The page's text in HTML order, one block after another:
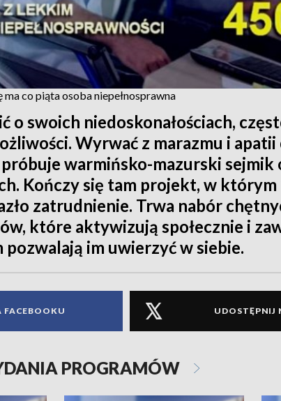
co piąta osoba niepełnosprawna
o swoich niedoskonałościach,
Wyrwać z marazmu i apatii
warmińsko-mazurski sejmik
Kończy się tam projekt, w którym
zatrudnienie. Trwa nabór
które aktywizują społecznie i
im uwierzyć w siebie.
FACEBOOKU UDOSTĘPNIJ
PROGRAMÓW